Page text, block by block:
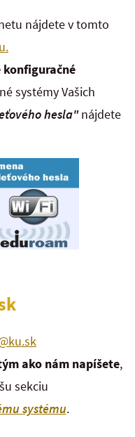
nájdete v tomto
systémy Vašich
hesla"nájdete
ako nám napíšete,
sekciu
systému.